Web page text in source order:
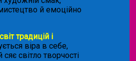
й емоційно
традицій і
віра в себе,
світло творчості